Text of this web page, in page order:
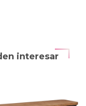
interesar